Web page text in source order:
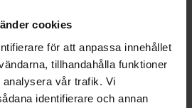
cookies
för att anpassa innehållet
tillhandahålla funktioner
vår trafik. Vi
identifierare och annan